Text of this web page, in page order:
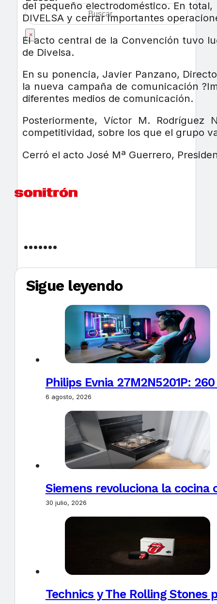
×
del pequeño electrodoméstico. En
DIVELSA y cerrar importantes
El acto central de la Convención tuvo
de Divelsa.
En su ponencia, Javier Panzano,
la nueva campaña de comunicación
diferentes medios de comunicación.
Posteriormente, Víctor M. Rodríguez
competitividad, sobre los que el grupo
Cerró el acto José Mª Guerrero,
Sigue leyendo
Philips Evnia 27M2N5201P:
6 agosto, 2026
Siemens revoluciona la
30 julio, 2026
Technics y The Rolling Stones